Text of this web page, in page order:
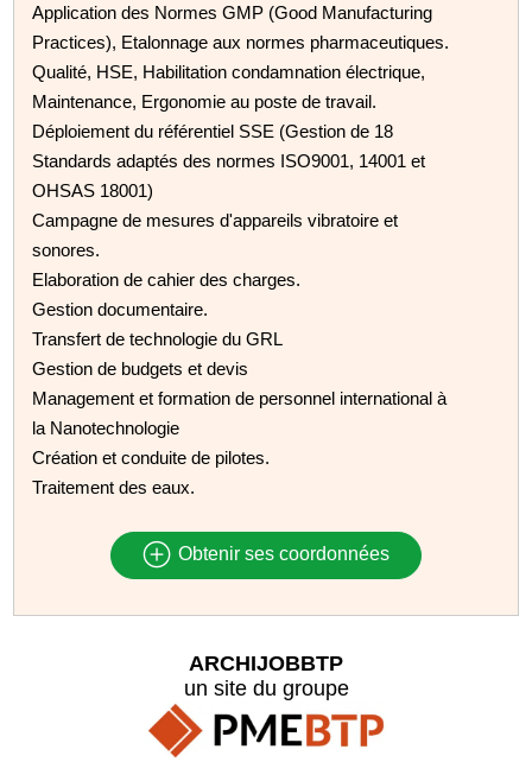
Application des Normes GMP (Good Manufacturing
Practices), Etalonnage aux normes pharmaceutiques.
Qualité, HSE, Habilitation condamnation électrique,
Maintenance, Ergonomie au poste de travail.
Déploiement du référentiel SSE (Gestion de 18
Standards adaptés des normes ISO9001, 14001 et
OHSAS 18001)
Campagne de mesures d'appareils vibratoire et
sonores.
Elaboration de cahier des charges.
Gestion documentaire.
Transfert de technologie du GRL
Gestion de budgets et devis
Management et formation de personnel international à
la Nanotechnologie
Création et conduite de pilotes.
Traitement des eaux.
Obtenir ses coordonnées
ARCHIJOBBTP
un site du groupe